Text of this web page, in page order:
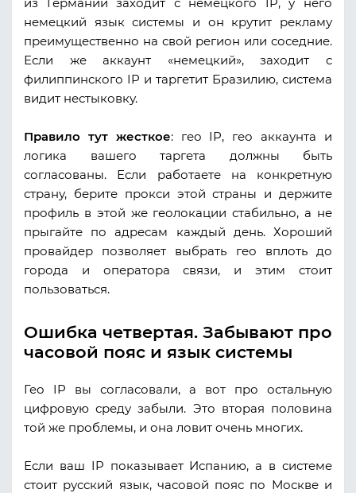
немецкий язык системы и он крутит рекламу
преимущественно на свой регион или соседние.
Если же аккаунт «немецкий», заходит с
филиппинского IP и таргетит Бразилию, система
видит нестыковку.
Правило тут жесткое: гео IP, гео аккаунта и
логика вашего таргета должны быть
согласованы. Если работаете на конкретную
страну, берите прокси этой страны и держите
профиль в этой же геолокации стабильно, а не
прыгайте по адресам каждый день. Хороший
провайдер позволяет выбрать гео вплоть до
города и оператора связи, и этим стоит
пользоваться.
Ошибка четвертая. Забывают про
часовой пояс и язык системы
Гео IP вы согласовали, а вот про остальную
цифровую среду забыли. Это вторая половина
той же проблемы, и она ловит очень многих.
Если ваш IP показывает Испанию, а в системе
стоит русский язык, часовой пояс по Москве и